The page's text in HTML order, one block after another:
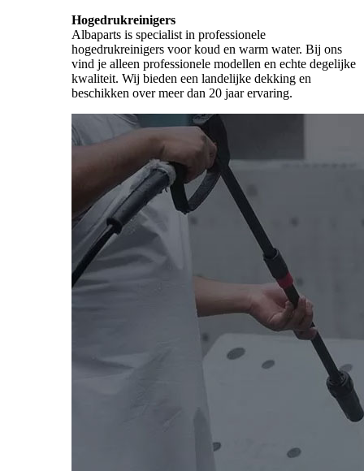
Hogedrukreinigers
Albaparts is specialist in professionele
hogedrukreinigers voor koud en warm water. Bij ons
vind je alleen professionele modellen en echte degelijke
kwaliteit. Wij bieden een landelijke dekking en
beschikken over meer dan 20 jaar ervaring.